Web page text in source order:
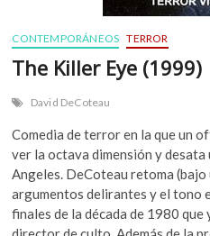
CONTEMPORÁNEOS TERROR
The Killer Eye (1999)
David DeCoteau
Comedia de terror en la que un
ver la octava dimensión y
Angeles. DeCoteau retoma
argumentos delirantes y el tono
finales de la década de 1980